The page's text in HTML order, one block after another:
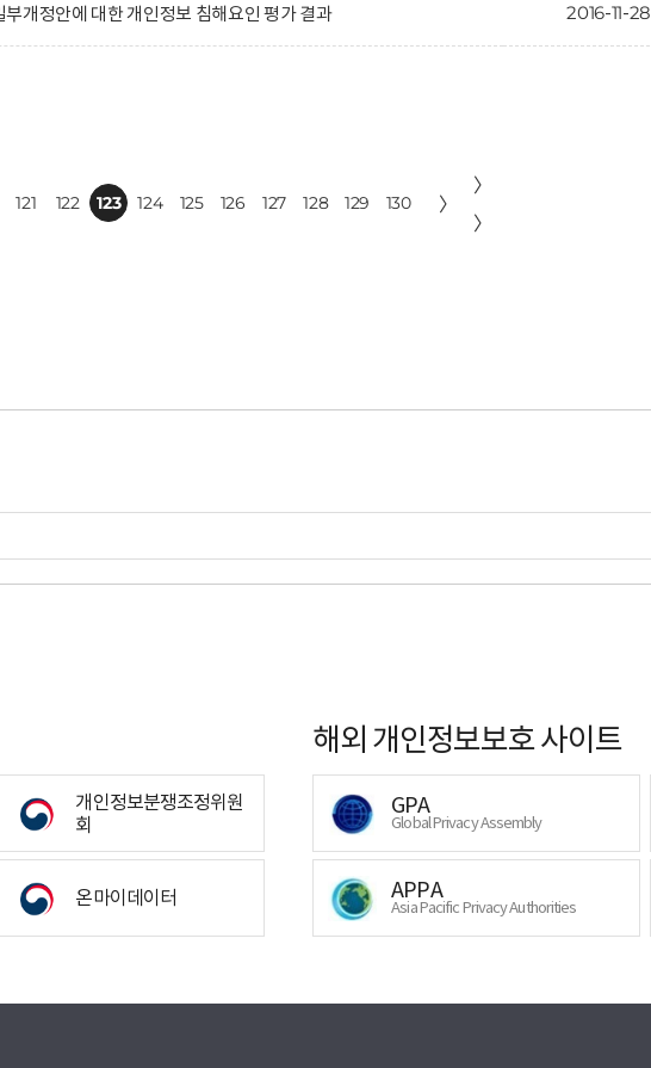
개정안에 대한 개인정보 침해요인 평가 결과 2016-11-28
121 122 123 124 125 126 127 128 129 130 〉
〉
〉
개인정보분쟁조정위원
회
온마이데이터
해외 개인정보보호 사이트
GPA
Global Privacy Assembly
APPA
Asia Pacific Privacy Authorities